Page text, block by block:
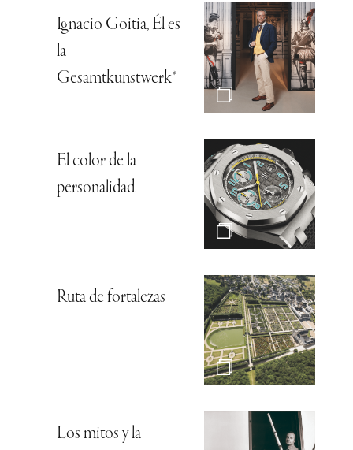
Ignacio Goitia, Él es
la
Gesamtkunstwerk*
El color de la
personalidad
Ruta de fortalezas
Los mitos y la